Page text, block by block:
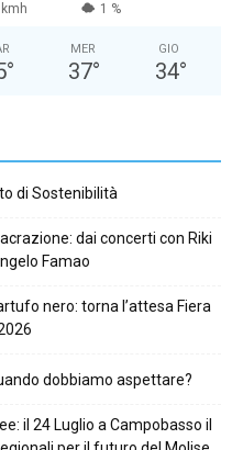
1 %
°
MER
37°
GIO
34°
di Sostenibilità
dai concerti con Riki
Famao
nero: torna l’attesa Fiera
dobbiamo aspettare?
il 24 Luglio a Campobasso il